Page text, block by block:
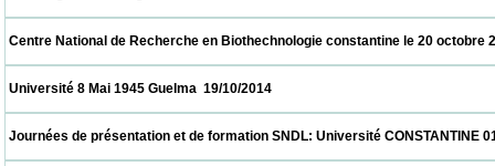
Centre National de Recherche en Biothechnologie constantine le
Université 8 Mai 1945 Guelma  19/10/2014
Journées de présentation et de formation SNDL: Université